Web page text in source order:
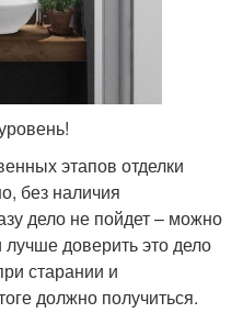
этапов отделки
без наличия
дело не пойдет – можно
доверить это дело
старании и
должно получиться.